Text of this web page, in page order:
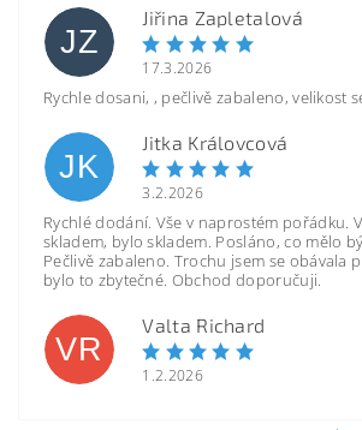
JZ
Jiřina Zapletalová
17.3.2026
Rychle dosani, , pečlivě zabaleno, velikost
JK
Jitka Královcová
3.2.2026
Rychlé dodání. Vše v naprostém pořádku.
skladem, bylo skladem. Posláno, co mělo
Pečlivě zabaleno. Trochu jsem se obávala
bylo to zbytečné. Obchod doporučuji.
VR
Valta Richard
1.2.2026